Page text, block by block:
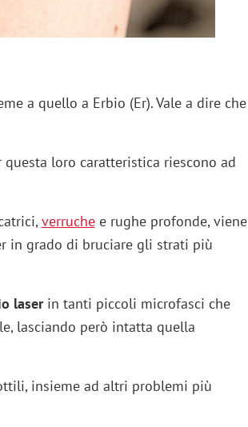
a quello a Erbio (Er). Vale a dire che
loro caratteristica riescono ad
verruche e rughe profonde, viene
in grado di bruciare gli strati più
laserin tanti piccoli microfasci che
lasciando però intatta quella
insieme ad altri problemi più